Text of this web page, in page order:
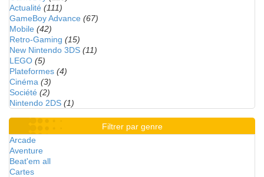
Actualité (111)
GameBoy Advance (67)
Mobile (42)
Retro-Gaming (15)
New Nintendo 3DS (11)
LEGO (5)
Plateformes (4)
Cinéma (3)
Société (2)
Nintendo 2DS (1)
Filtrer par genre
Arcade
Aventure
Beat'em all
Cartes